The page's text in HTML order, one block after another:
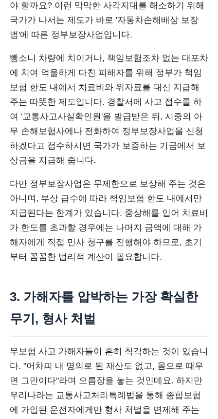
야 할까요? 이런 막막한 사각지대를 해소하기 위해
국가가 나서는 제도가 바로 '자동차손해배상 보장
법'에 따른 정부보장사업입니다.
뺑소니 차량에 치이거나, 책임보험조차 없는 대포차
에 치여 억울하게 다친 피해자를 위해 정부가 책임
보험 한도 내에서 치료비와 위자료를 대신 지급해
주는 따뜻한 제도입니다. 경찰서에 사고 접수를 하
여 '교통사고사실확인원'을 발급받은 뒤, 시중의 아
무 손해보험사에나 전화하여 정부보장사업을 신청
하겠다고 접수하시면 국가가 보증하는 기금에서 보
상금을 지급해 줍니다.
다만 정부보장사업은 무제한으로 보상해 주는 것은
아니며, 부상 급수에 따라 책임보험 한도 내에서만
지급된다는 한계가 있습니다. 중상해를 입어 치료비
가 한도를 초과할 경우에는 나머지 금액에 대해 가
해자에게 직접 민사 청구를 진행해야 하므로, 초기
부터 꼼꼼한 법리적 계산이 필요합니다.
3. 가해자를 압박하는 가장 확실한
무기, 형사 처벌
무보험 사고 가해자들이 흔히 착각하는 것이 있습니
다. "어차피 내 명의로 된 재산도 없고, 몸으로 때우
면 그만이다"라며 으름장을 놓는 것인데요. 하지만
우리나라는 교통사고처리특례법을 통해 종합보험
에 가입된 운전자에게만 형사 처벌을 면제해 주는